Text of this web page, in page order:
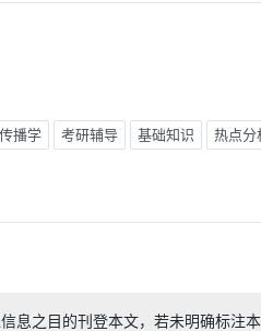
播学 考研辅导 基础知识 热点分
息之目的刊登本文，若未明确标注